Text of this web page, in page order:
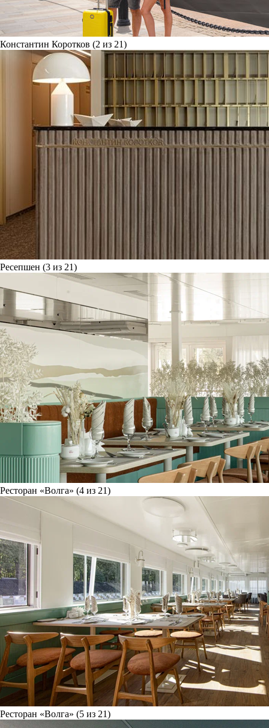
Константин Коротков (2 из 21)
Ресепшен (3 из 21)
Ресторан «Волга» (4 из 21)
Ресторан «Волга» (5 из 21)